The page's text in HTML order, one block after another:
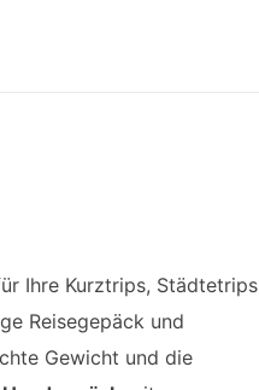
Ihre Kurztrips, Städtetrips
Reisegepäck und
Gewicht und die